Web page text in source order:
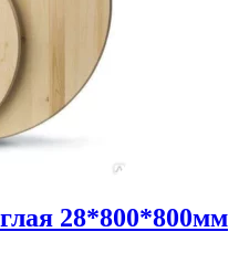
28*800*800мм